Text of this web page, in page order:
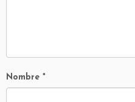
Nombre *